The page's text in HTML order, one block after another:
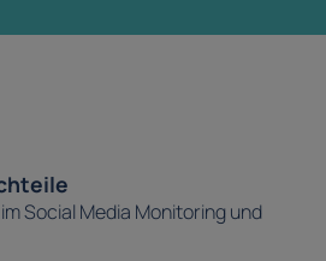
Social Media Monitoring und